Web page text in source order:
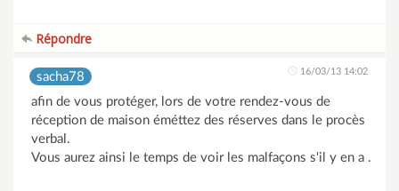
Répondre
sacha78 16/03/13 14:02
afin de vous protéger, lors de votre rendez-vous de
réception de maison éméttez des réserves dans le procès
verbal.
Vous aurez ainsi le temps de voir les malfaçons s'il y en a .